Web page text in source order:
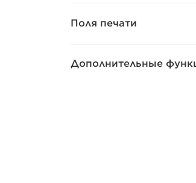
Поля печати
Дополнительные